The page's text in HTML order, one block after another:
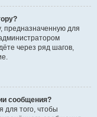
предназначенную для
через ряд шагов,
сообщения?
для того, чтобы